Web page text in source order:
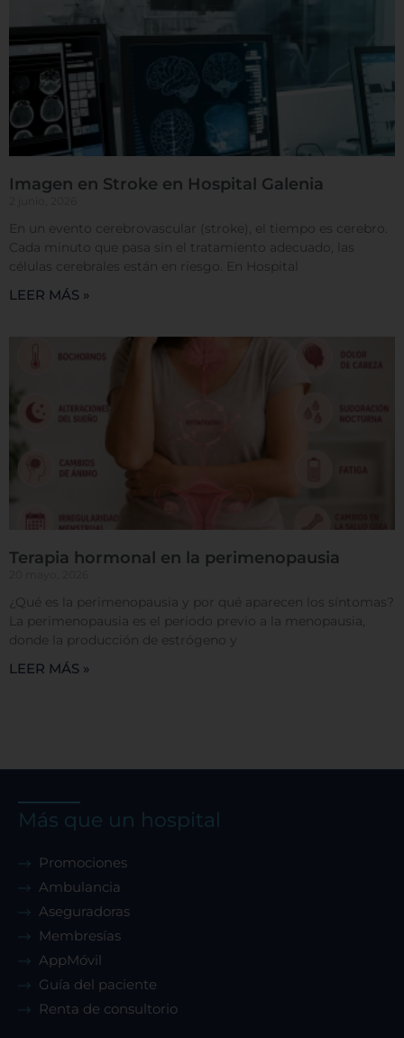
Imagen en Stroke en Hospital Galenia
En un evento cerebrovascular (stroke), el tiempo es cerebro.
Cada minuto que pasa sin el tratamiento adecuado, las
células cerebrales están en riesgo. En Hospital
LEER MÁS »
Terapia hormonal en la perimenopausia
¿Qué es la perimenopausia y por qué aparecen los síntomas?
La perimenopausia es el periodo previo a la menopausia,
donde la producción de estrógeno y
LEER MÁS »
Más que un hospital
Promociones
Ambulancia
Aseguradoras
Membresías
AppMóvil
Guía del paciente
Renta de consultorio